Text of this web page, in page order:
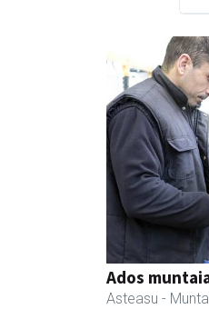
Ados
Asteasu -